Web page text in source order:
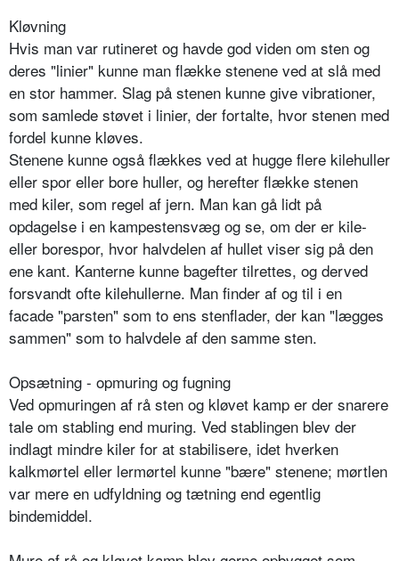
Kløvning
Hvis man var rutineret og havde god viden om sten og
deres "linier" kunne man flække stenene ved at slå med
en stor hammer. Slag på stenen kunne give vibrationer,
som samlede støvet i linier, der fortalte, hvor stenen med
fordel kunne kløves.
Stenene kunne også flækkes ved at hugge flere kilehuller
eller spor eller bore huller, og herefter flække stenen
med kiler, som regel af jern. Man kan gå lidt på
opdagelse i en kampestensvæg og se, om der er kile-
eller borespor, hvor halvdelen af hullet viser sig på den
ene kant. Kanterne kunne bagefter tilrettes, og derved
forsvandt ofte kilehullerne. Man finder af og til i en
facade "parsten" som to ens stenflader, der kan "lægges
sammen" som to halvdele af den samme sten.
Opsætning - opmuring og fugning
Ved opmuringen af rå sten og kløvet kamp er der snarere
tale om stabling end muring. Ved stablingen blev der
indlagt mindre kiler for at stabilisere, idet hverken
kalkmørtel eller lermørtel kunne "bære" stenene; mørtlen
var mere en udfyldning og tætning end egentlig
bindemiddel.